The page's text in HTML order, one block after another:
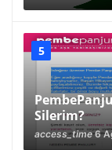
Silerim?
access_time6